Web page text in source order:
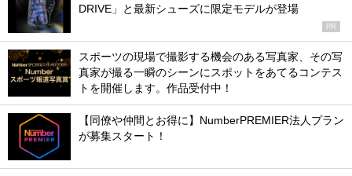
DRIVE」と最新シューズに限定モデルが登場
PR
スポーツの現場で撮影する機会のある写真家、その写
真家が撮る一瞬のシーンにスポットをあてるコンテス
トを開催します。作品受付中！
【同僚や仲間とお得に】NumberPREMIER法人プラン
が募集スタート！